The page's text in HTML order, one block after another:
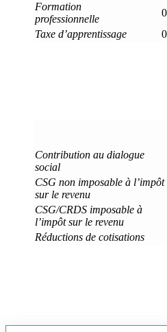
Formation
professionnelle
Taxe d’apprentissage
Contribution au dialogue
social
CSG non imposable à l’impôt
sur le revenu
CSG/CRDS imposable à
l’impôt sur le revenu
Réductions de cotisations